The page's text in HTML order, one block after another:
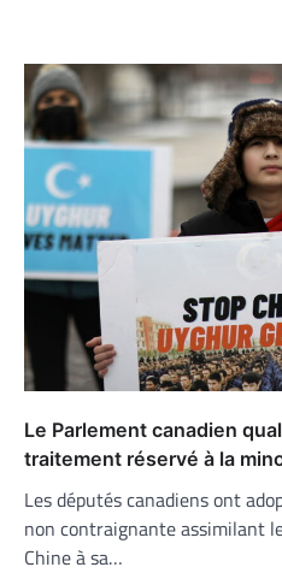
Le Parlement canadien
traitement réservé à la
Les députés canadiens ont
non contraignante assimilant
Chine à sa…